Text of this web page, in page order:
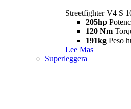
Streetfighter V4 S
205hp
120 Nm
191kg Peso
Lee Mas
Superleggera